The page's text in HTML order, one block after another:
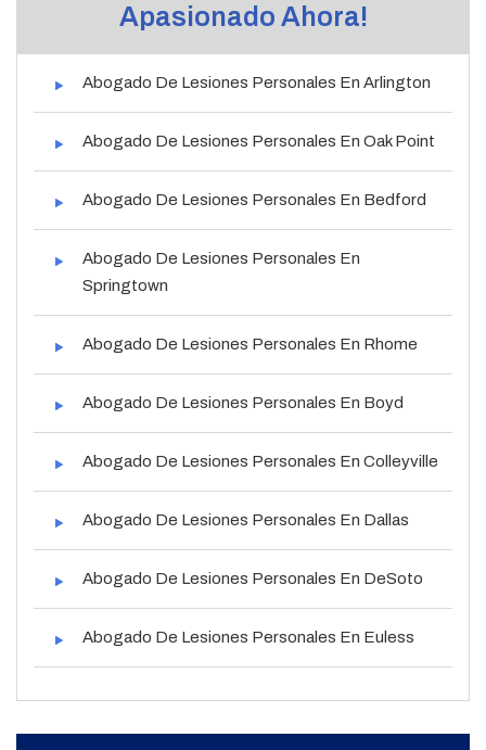
Apasionado Ahora!
Abogado De Lesiones Personales En Arlington
Abogado De Lesiones Personales En Oak Point
Abogado De Lesiones Personales En Bedford
Abogado De Lesiones Personales En
Springtown
Abogado De Lesiones Personales En Rhome
Abogado De Lesiones Personales En Boyd
Abogado De Lesiones Personales En Colleyville
Abogado De Lesiones Personales En Dallas
Abogado De Lesiones Personales En DeSoto
Abogado De Lesiones Personales En Euless